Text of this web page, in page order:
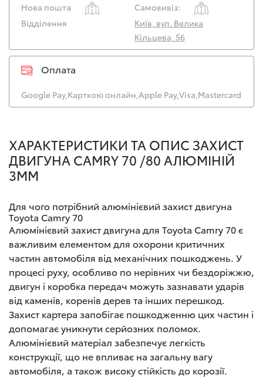
Нова пошта
Самовивіз:
Відділення
Київ, вул. Велика
Кільцева, 56
Оплата
Google Pay,Карткою онлайн,Apple Pay,Visa,Mastercard
ХАРАКТЕРИСТИКИ ТА ОПИС ЗАХИСТ
ДВИГУНА CAMRY 70 /80 АЛЮМІНІЙ
3ММ
Для чого потрібний алюмінієвий захист двигуна
Toyota Camry 70
Алюмінієвий захист двигуна для Toyota Camry 70 є
важливим елементом для охорони критичних
частин автомобіля від механічних пошкоджень. У
процесі руху, особливо по нерівних чи бездоріжжю,
двигун і коробка передач можуть зазнавати ударів
від каменів, коренів дерев та інших перешкод.
Захист картера запобігає пошкодженню цих частин і
допомагає уникнути серйозних поломок.
Алюмінієвий матеріал забезпечує легкість
конструкції, що не впливає на загальну вагу
автомобіля, а також високу стійкість до корозії.